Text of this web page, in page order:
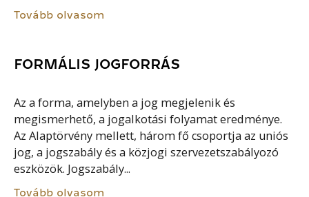
Tovább olvasom
FORMÁLIS JOGFORRÁS
Az a forma, amelyben a jog megjelenik és
megismerhető, a jogalkotási folyamat eredménye.
Az Alaptörvény mellett, három fő csoportja az uniós
jog, a jogszabály és a közjogi szervezetszabályozó
eszközök. Jogszabály...
Tovább olvasom